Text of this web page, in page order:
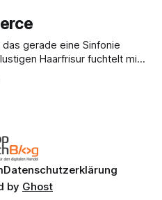
gerade eine Sinfonie
Haarfrisur fuchtelt mit
diese harmonisch
Datenschutzerklärung
by Ghost